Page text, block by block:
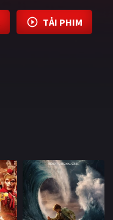
TẢI PHIM